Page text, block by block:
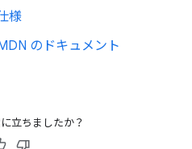
様
のドキュメント
立ちましたか？